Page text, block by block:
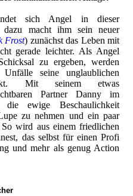
sich Angel in dieser
dazu macht ihm sein neuer
Frost) zunächst das Leben mit
gerade leichter. Als Angel
zu ergeben, werden
seine unglaublichen
Mit seinem etwas
Partner Danny im
die ewige Beschaulichkeit
zu nehmen und ein paar
wird aus einem friedlichen
das selbst für einen Profi
und mehr als genug Action